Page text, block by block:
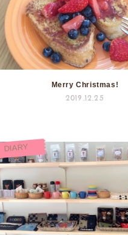
Merry Christmas!
2019.12.25
DIARY